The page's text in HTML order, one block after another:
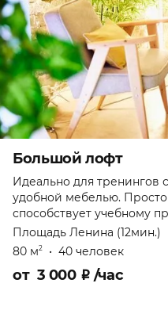
Большой лофт
Идеально для тренингов
удобной мебелью.
способствует учебному
Площадь Ленина (12мин.)
80 м2 • 40 человек
от 3 000 ₽ /час